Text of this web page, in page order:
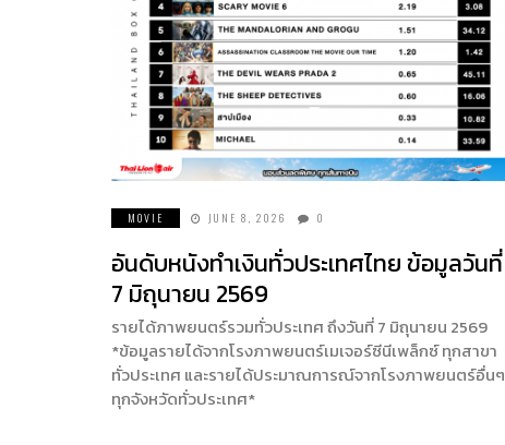
MOVIE JUNE 8, 2026 0
อันดับหนังทำเงินทั่วประเทศไทย ข้อมูลวันที่
7 มิถุนายน 2569
รายได้ภาพยนตร์รวมทั่วประเทศ ถึงวันที่ 7 มิถุนายน 2569
*ข้อมูลรายได้จากโรงภาพยนตร์เมเจอร์ซีนีเพล็กซ์ ทุกสาขา
ทั่วประเทศ และรายได้ประมาณการณ์จากโรงภาพยนตร์อื่นๆ
ทุกจังหวัดทั่วประเทศ*